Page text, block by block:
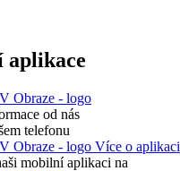
od nás
telefonu
Více o aplikaci
mobilní aplikaci na